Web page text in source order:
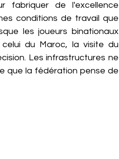
fabriquer de l'excellence
conditions de travail que
les joueurs binationaux
du Maroc, la visite du
Les infrastructures ne
que la fédération pense de